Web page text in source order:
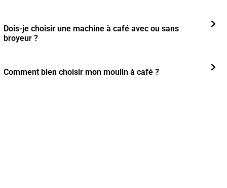
Dois-je choisir une machine à café avec ou sans
broyeur ?
Comment bien choisir mon moulin à café ?